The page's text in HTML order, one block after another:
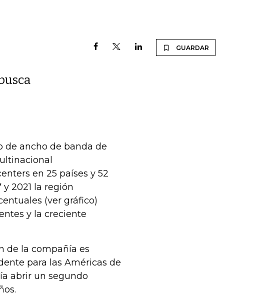
GUARDAR
de ancho de banda de
en 25 países y 52
2021 la región
(ver gráfico)
y la creciente
de la compañía es
para las Américas de
abrir un segundo